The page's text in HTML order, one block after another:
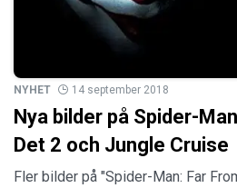
NYHET 14 september 2018
Nya bilder på Spider-
Det 2 och Jungle Cruise
Fler bilder på "Spider-Man: Far